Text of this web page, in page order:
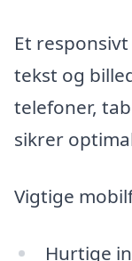
Et
tekst og
telefoner,
sikrer
Vigtige
Hurtige